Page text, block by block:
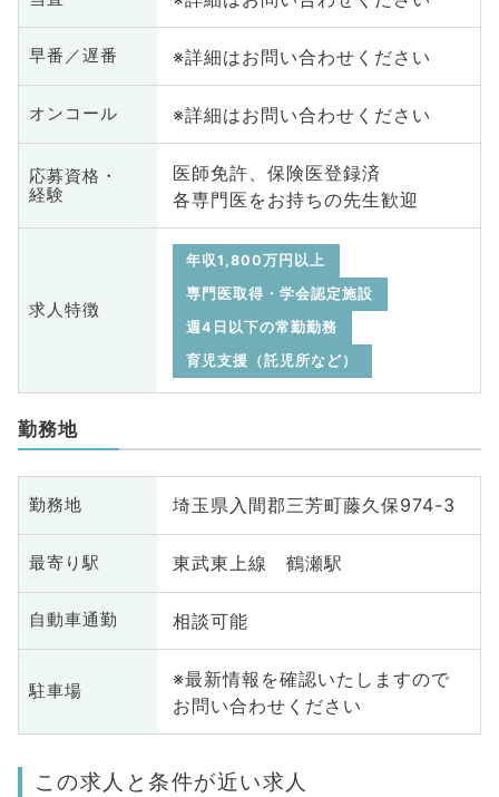
早番／遅番 ※詳細はお問い合わせください
オンコール ※詳細はお問い合わせください
応募資格・
経験
医師免許、保険医登録済
各専門医をお持ちの先生歓迎
求人特徴
年収1,800万円以上
専門医取得・学会認定施設
週4日以下の常勤勤務
育児支援（託児所など）
勤務地
勤務地 埼玉県入間郡三芳町藤久保974-3
最寄り駅 東武東上線 鶴瀬駅
自動車通勤 相談可能
駐車場
※最新情報を確認いたしますので
お問い合わせください
この求人と条件が近い求人